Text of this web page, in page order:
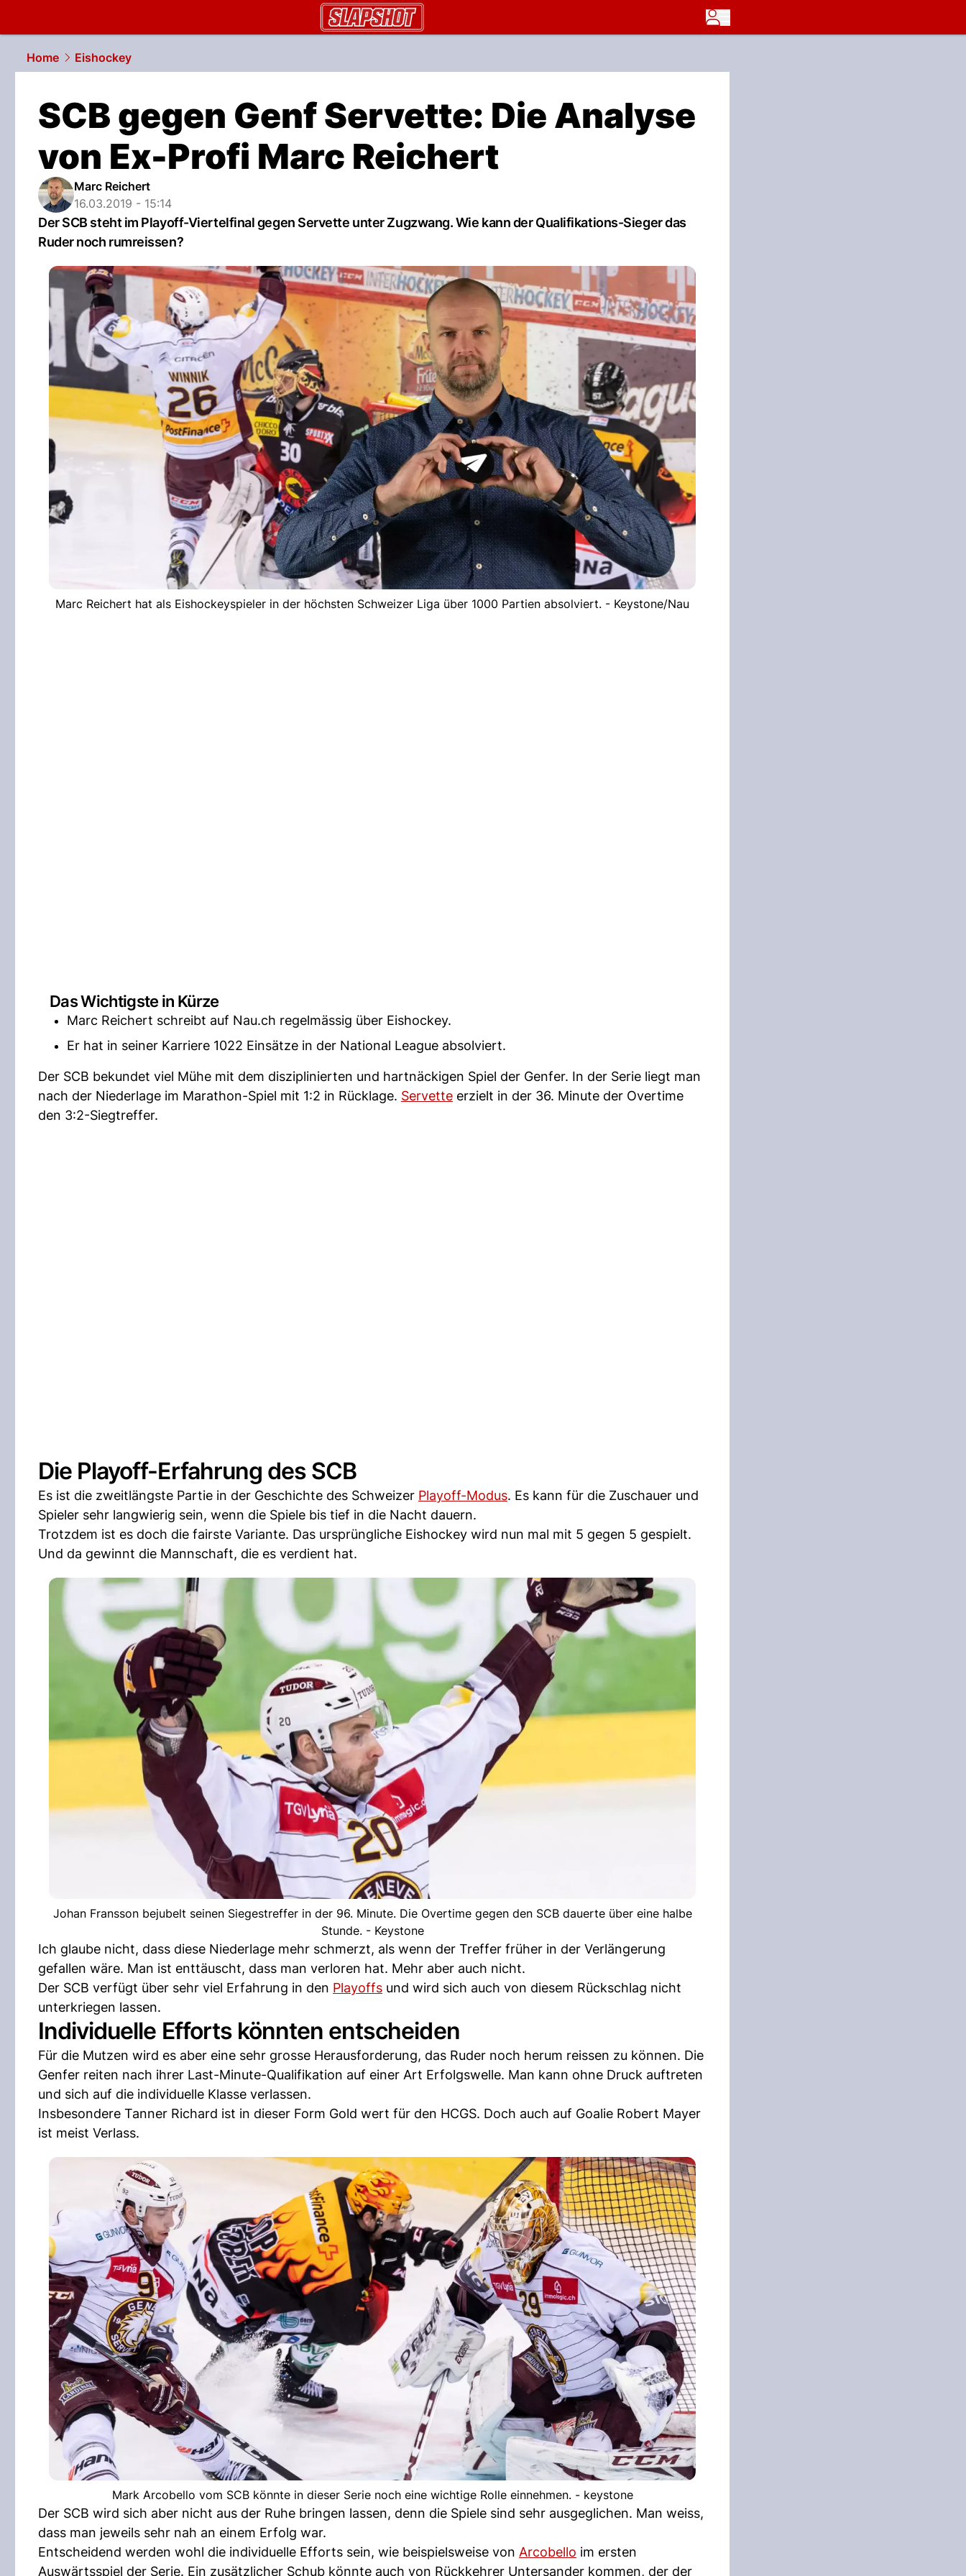
slapshot.NAU.ch
Home
Eishockey
SCB gegen Genf Servette: Die Analyse
von Ex-Profi Marc Reichert
Marc Reichert
16.03.2019 - 15:14
Der SCB steht im Playoff-Viertelfinal gegen Servette unter Zugzwang. Wie kann der Qualifikations-Sieger das
Ruder noch rumreissen?
Marc Reichert hat als Eishockeyspieler in der höchsten Schweizer Liga über 1000 Partien absolviert. - Keystone/Nau
Das Wichtigste in Kürze
Marc Reichert schreibt auf Nau.ch regelmässig über Eishockey.
Er hat in seiner Karriere 1022 Einsätze in der National League absolviert.
Der SCB bekundet viel Mühe mit dem disziplinierten und hartnäckigen Spiel der Genfer. In der Serie liegt man
nach der Niederlage im Marathon-Spiel mit 1:2 in Rücklage. Servette erzielt in der 36. Minute der Overtime
den 3:2-Siegtreffer.
Die Playoff-Erfahrung des SCB
Es ist die zweitlängste Partie in der Geschichte des Schweizer Playoff-Modus. Es kann für die Zuschauer und
Spieler sehr langwierig sein, wenn die Spiele bis tief in die Nacht dauern.
Trotzdem ist es doch die fairste Variante. Das ursprüngliche Eishockey wird nun mal mit 5 gegen 5 gespielt.
Und da gewinnt die Mannschaft, die es verdient hat.
Johan Fransson bejubelt seinen Siegestreffer in der 96. Minute. Die Overtime gegen den SCB dauerte über eine halbe
Stunde. - Keystone
Ich glaube nicht, dass diese Niederlage mehr schmerzt, als wenn der Treffer früher in der Verlängerung
gefallen wäre. Man ist enttäuscht, dass man verloren hat. Mehr aber auch nicht.
Der SCB verfügt über sehr viel Erfahrung in den Playoffs und wird sich auch von diesem Rückschlag nicht
unterkriegen lassen.
Individuelle Efforts könnten entscheiden
Für die Mutzen wird es aber eine sehr grosse Herausforderung, das Ruder noch herum reissen zu können. Die
Genfer reiten nach ihrer Last-Minute-Qualifikation auf einer Art Erfolgswelle. Man kann ohne Druck auftreten
und sich auf die individuelle Klasse verlassen.
Insbesondere Tanner Richard ist in dieser Form Gold wert für den HCGS. Doch auch auf Goalie Robert Mayer
ist meist Verlass.
Mark Arcobello vom SCB könnte in dieser Serie noch eine wichtige Rolle einnehmen. - keystone
Der SCB wird sich aber nicht aus der Ruhe bringen lassen, denn die Spiele sind sehr ausgeglichen. Man weiss,
dass man jeweils sehr nah an einem Erfolg war.
Entscheidend werden wohl die individuelle Efforts sein, wie beispielsweise von Arcobello im ersten
Auswärtsspiel der Serie. Ein zusätzlicher Schub könnte auch von Rückkehrer Untersander kommen, der der